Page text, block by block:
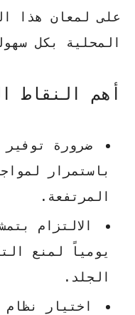
على لمعان هذا
المحلية بكل
أهم النقاط
ضرورة توفير
باستمرار
المرتفعة.
الالتزام
يومياً لمنع
الجلد.
اختيار